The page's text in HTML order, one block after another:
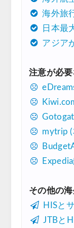
07/25
07/24
07/23
07/23
07/22
07/22
07/21 エ
07/20
07/20 楽
海外旅
日本最
アジア
注意が必
mytrip (
その他の
HISと
JTBと